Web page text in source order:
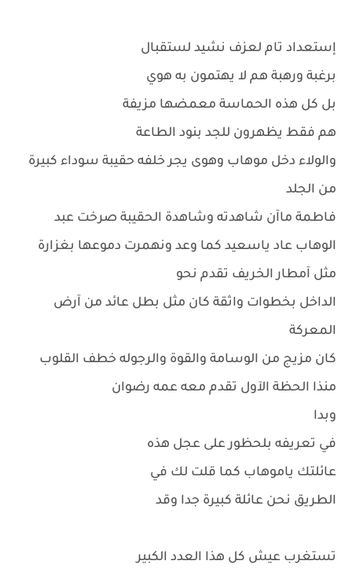
إستعداد تام لعزف نشيد لستقبال
برغبة ورهبة هم لا يهتمون به هوي
بل كل هذه الحماسة معمضها مزيفة
هم فقط يظهرون للجد بنود الطاعة
والولاء دخل موهاب وهوى يجر خلفه حقيبة سوداء كبيرة
من الجلد
فاطمة ماآن شاهدته وشاهدة الحقيبة صرخت عبد
الوهاب عاد ياسعيد كما وعد ونهمرت دموعها بغزارة
مثل آمطار الخريف تقدم نحو
الداخل بخطوات واثقة كان مثل بطل عائد من آرض
المعركة
كان مزيج من الوسامة والقوة والرجوله خطف القلوب
منذا الحظة الآول تقدم معه عمه رضوان
وبدا
في تعريفه بلحظور على عجل هذه
عائلتك ياموهاب كما قلت لك في
الطريق نحن عائلة كبيرة جدا وقد
تستغرب عيش كل هذا العدد الكبير